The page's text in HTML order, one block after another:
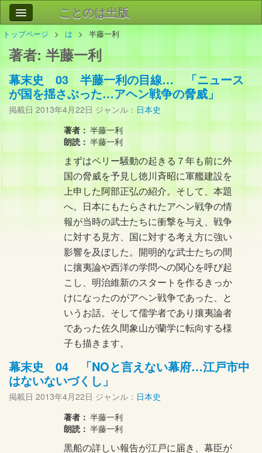
ことのは出版
作品
事業案内
会社情報
お問い合わせ
トップページ は 半藤一利
著者:半藤一利
幕末史 03 半藤一利の目線… 「ニュース
が国を揺さぶった…アヘン戦争の脅威」
掲載日 2013年4月22日 ジャンル： 日本史
著者： 半藤一利
朗読： 半藤一利
まずはペリー騒動の起きる７年も前に外
国の脅威を予見し徳川斉昭に軍艦建設を
上申した阿部正弘の紹介。そして、本題
へ。日本にもたらされたアヘン戦争の情
報が当時の武士たちに衝撃を与え、戦争
に対する見方、国に対する考え方に強い
影響を及ぼした。開明的な武士たちの間
に攘夷論や西洋の学問への関心を呼び起
こし、明治維新のスタートを作るきっか
けになったのがアヘン戦争であった、と
いうお話。そして儒学者であり攘夷論者
であった佐久間象山が蘭学に転向する様
子も描きます。
幕末史 04 「NOと言えない幕府…江戸市中
はないないづくし」
掲載日 2013年4月22日 ジャンル： 日本史
著者： 半藤一利
朗読： 半藤一利
黒船の詳しい報告が江戸に届き、幕臣が